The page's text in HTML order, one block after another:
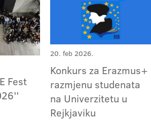
Fest
20. feb 2026.
Konkurs za Erazmus+
razmjenu studenata
na Univerzitetu u
Rejkjaviku